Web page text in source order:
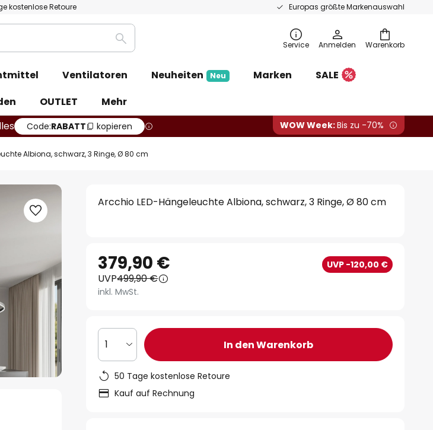
kostenlose Retoure Europas größte Markenauswahl
Warenkorb
Suche Service Anmelden
Ventilatoren Neuheiten Neu Marken
SALE
OUTLET
Mehr
Code:RABATT kopieren WOW Week:Bis zu -70%
Albiona, schwarz, 3 Ringe, Ø 80 cm
Arcchio LED-Hängeleuchte Albiona, schwarz, 3 Ringe, Ø 80 cm
379,90 € UVP -120,00 €
UVP499,90 €
inkl. MwSt.
1 In den Warenkorb
50 Tage kostenlose Retoure
Kauf auf Rechnung